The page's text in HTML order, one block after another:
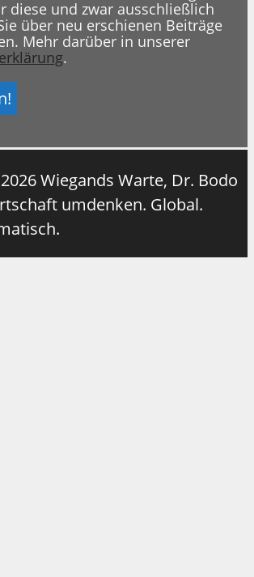
diese und zwar ausschließlich
über neu erschienen Beiträge
Mehr darüber in unserer
.
Wiegands Warte, Dr. Bodo
umdenken. Global.